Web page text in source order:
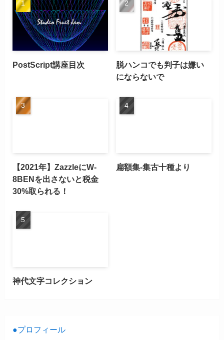
PostScript講座目次
脱ハンコでも判子は嫌い
にならないで
【2021年】ZazzleにW-
8BENを出さないと税金
30%取られる！
扁額集-集古十種より
神代文字コレクション
●プロフィール